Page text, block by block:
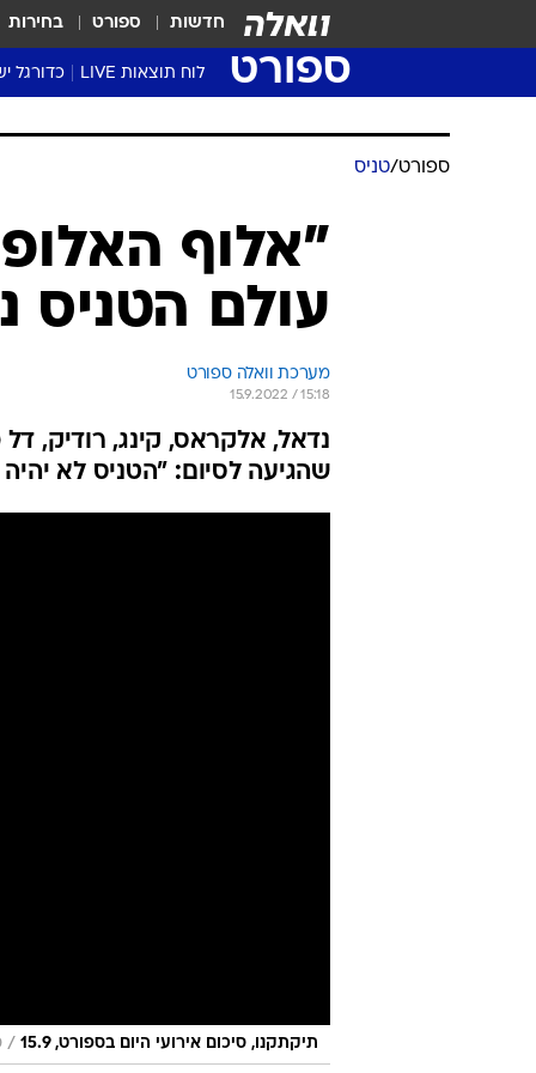
חדשות ספורט בחירות
ספורט לוח תוצאות LIVE כדורגל
גביע הטוטו
שגרירים
נבחרות
ליגה
ספורט/טניס
"אלוף
עולם הטניס
מערכת וואלה ספורט
15.9.2022 / 15:18
נדאל, אלקראס, קינג, רודיק,
שהגיעה לסיום: "הטניס לא
תיקתקנו, סיכום אירועי היום בספורט, 15.9 /